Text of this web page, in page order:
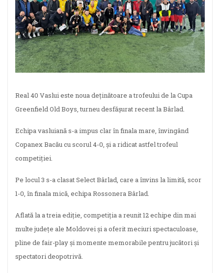
Real 40 Vaslui este noua deținătoare a trofeului de la Cupa
Greenfield Old Boys, turneu desfășurat recent la Bârlad.
Echipa vasluiană s-a impus clar în finala mare, învingând
Copanex Bacău cu scorul 4-0, și a ridicat astfel trofeul
competiției.
Pe locul 3 s-a clasat Select Bârlad, care a învins la limită, scor
1-0, în finala mică, echipa Rossonera Bârlad.
Aflată la a treia ediție, competiția a reunit 12 echipe din mai
multe județe ale Moldovei și a oferit meciuri spectaculoase,
pline de fair-play și momente memorabile pentru jucători și
spectatori deopotrivă.